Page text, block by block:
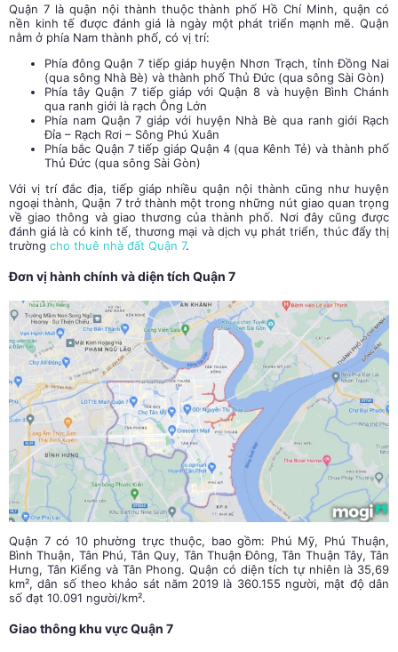
Quận 7 là quận nội thành thuộc thành phố Hồ Chí Minh, quận có
nền kinh tế được đánh giá là ngày một phát triển mạnh mẽ. Quận
nằm ở phía Nam thành phố, có vị trí:
Phía đông Quận 7 tiếp giáp huyện Nhơn Trạch, tỉnh Đồng Nai
(qua sông Nhà Bè) và thành phố Thủ Đức (qua sông Sài Gòn)
Phía tây Quận 7 tiếp giáp với Quận 8 và huyện Bình Chánh
qua ranh giới là rạch Ông Lớn
Phía nam Quận 7 giáp với huyện Nhà Bè qua ranh giới Rạch
Đỉa – Rạch Rơi – Sông Phú Xuân
Phía bắc Quận 7 tiếp giáp Quận 4 (qua Kênh Tẻ) và thành phố
Thủ Đức (qua sông Sài Gòn)
Với vị trí đắc địa, tiếp giáp nhiều quận nội thành cũng như huyện
ngoại thành, Quận 7 trở thành một trong những nút giao quan trọng
về giao thông và giao thương của thành phố. Nơi đây cũng được
đánh giá là có kinh tế, thương mại và dịch vụ phát triển, thúc đẩy thị
trường cho thuê nhà đất Quận 7.
Đơn vị hành chính và diện tích Quận 7
Quận 7 có 10 phường trực thuộc, bao gồm: Phú Mỹ, Phú Thuận,
Bình Thuận, Tân Phú, Tân Quy, Tân Thuận Đông, Tân Thuận Tây, Tân
Hưng, Tân Kiểng và Tân Phong. Quận có diện tích tự nhiên là 35,69
km², dân số theo khảo sát năm 2019 là 360.155 người, mật độ dân
số đạt 10.091 người/km².
Giao thông khu vực Quận 7